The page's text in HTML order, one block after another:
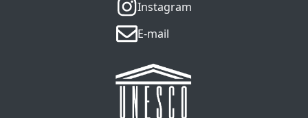
Instagram
E-mail